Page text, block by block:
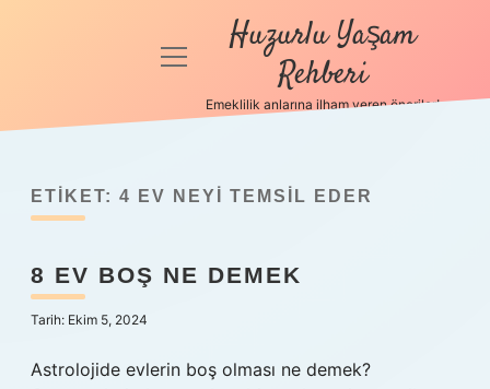
Anasayfa
Politikası
Hakkımızda
menüyü
Huzurlu Yaşam
Rehberi
Emeklilik anlarına ilham veren öneriler!
ETIKET: 4 EV NEYI TEMSIL EDER
8 EV BOŞ NE DEMEK
Tarih: Ekim 5, 2024
Astrolojide evlerin boş olması ne demek?